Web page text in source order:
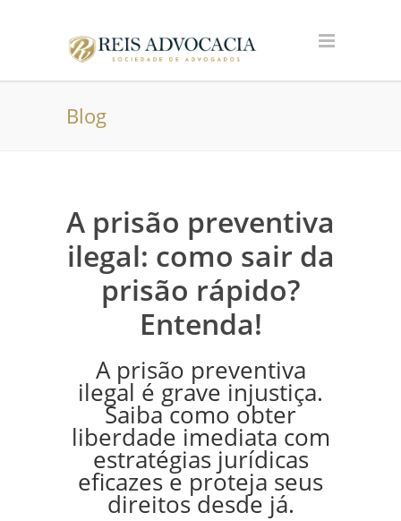
Blog
A prisão preventiva
ilegal: como sair da
prisão rápido?
Entenda!
A prisão preventiva
ilegal é grave injustiça.
Saiba como obter
liberdade imediata com
estratégias jurídicas
eficazes e proteja seus
direitos desde já.